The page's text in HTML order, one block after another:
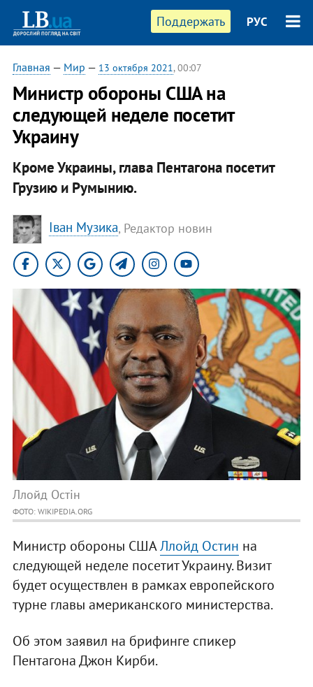
Поддержать РУС
Главная — Мир — 13 октября 2021, 00:07
Министр обороны США на
следующей неделе посетит
Украину
Кроме Украины, глава Пентагона посетит
Грузию и Румынию.
Іван Музика, Редактор новин
Ллойд Остін
ФОТО: WIKIPEDIA.ORG
Министр обороны СШАЛлойд Остин на
следующей неделе посетит Украину. Визит
будет осуществлен в рамках европейского
турне главы американского министерства.
Об этом заявил на брифинге спикер
Пентагона Джон Кирби.